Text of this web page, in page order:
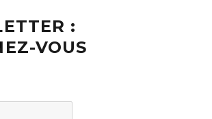
:
VOUS